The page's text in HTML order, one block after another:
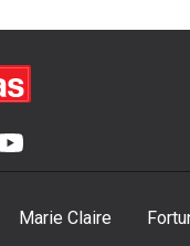
Marie Claire